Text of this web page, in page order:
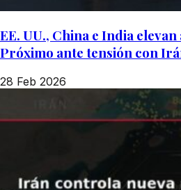
EE. UU., China e India
Próximo ante tensión con
28 Feb 2026